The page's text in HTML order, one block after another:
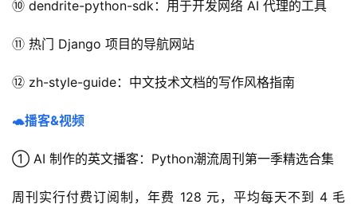
⑩ dendrite-python-sdk：用于开发网络 AI 代理的工具
⑪ 热门 Django 项目的导航网站
⑫ zh-style-guide：中文技术文档的写作风格指南
🐢播客&视频
① AI 制作的英文播客：Python潮流周刊第一季精选合集
周刊实行付费订阅制，年费 128 元，平均每天不到 4 毛